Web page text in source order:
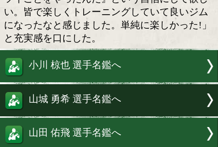
天熊丸木ジムの丸木和也会長は「うち
は最近負けが込んでいるので、邪気払
て走り込みを行った。急遽、決行した
らず、多くのプロボクサーたちが参加
て、ジムのメンバーの結束力を感じて
た」と振り返った。
続けて「今日のトレーニングで『これ
ツイことをやったんだ』という自信に